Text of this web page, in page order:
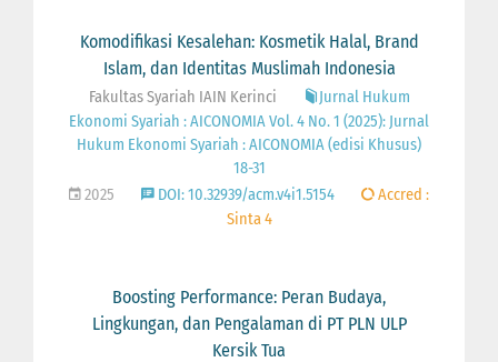
Komodifikasi Kesalehan: Kosmetik Halal, Brand
Islam, dan Identitas Muslimah Indonesia
Fakultas Syariah IAIN Kerinci
Jurnal Hukum
Ekonomi Syariah : AICONOMIA Vol. 4 No. 1 (2025): Jurnal
Hukum Ekonomi Syariah : AICONOMIA (edisi Khusus)
18-31
2025
DOI: 10.32939/acm.v4i1.5154
Accred :
Sinta 4
Boosting Performance: Peran Budaya,
Lingkungan, dan Pengalaman di PT PLN ULP
Kersik Tua